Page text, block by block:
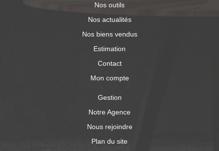
Nos outils
Nos actualités
Nos biens vendus
Estimation
Contact
Mon compte
Gestion
Notre Agence
Nous rejoindre
Plan du site